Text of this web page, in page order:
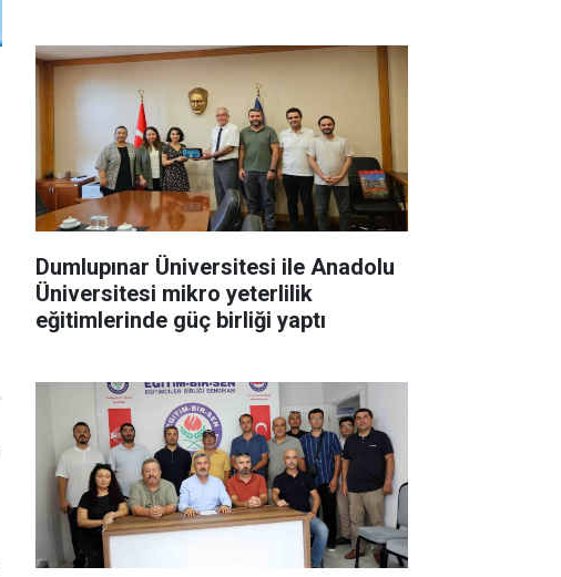
Dumlupınar Üniversitesi ile Anadolu
Üniversitesi mikro yeterlilik
eğitimlerinde güç birliği yaptı